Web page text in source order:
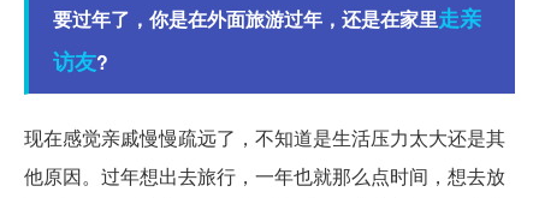
要过年了，你是在外面旅游过年，还是在家里走亲
访友?
现在感觉亲戚慢慢疏远了，不知道是生活压力太大还是其
他原因。过年想出去旅行，一年也就那么点时间，想去放